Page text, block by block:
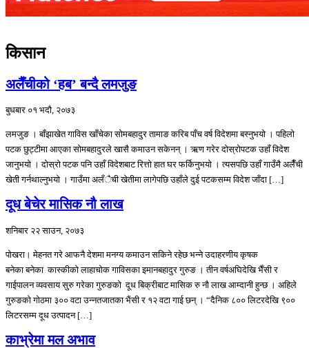
किसान
अलैँचीको ‘हब’ बन्दै लमजुङ
बुधबार ०१ भदौ, २०७३
लमजुङ । बाँझाखेत गाविस खाँचेका सोमबहादुर तामाङ करिब पाँच वर्ष विदेशमा बस्नुभयो । पहिलो
पटक छुट्टीमा आएका सोमबहादुरले खासै कमाउन सकेनन् । ऋण गरेर दोस्रोपटक उहाँ विदेश
जानुभयो । दोस्रो पटक पनि उहाँ विदेशबाट रित्तो हात घर फर्किनुभयो । त्यसपछि उहाँ गाउँमै अलैँची
खेती गर्नथाल्नुभयो । गाउँमा अलँैची खेतीमा लागेपछि उहाँले दुई पटकसम्म विदेश जाँदा […]
दूध बेचेर मासिक नौ लाख
शनिबार २२ साउन, २०७३
पोखरा। मेहनत गरे आफनै देशमा मनग्य कमाउन सकिने रहेछ भन्ने उदाहरणीय कृषक
बनेका बनेका कास्कीको लाहाचोक गाविसका इमानबहादुर गुरुङ । तीन वर्षअघिदेखि भैँसी र
गाईपालन व्यवसाय सुरु गरेका गुरुङको दूध बिक्रीबाट मासिक रु नौ लाख आम्दानी हुन्छ । अहिले
गुरुङको गोठमा ३०० वटा उन्नतजातका भैंसी र १२ वटा गाई छन् । “दैनिक ८०० लिटरदेखि ९००
लिटरसम्म दूध उत्पादन […]
काभ्रेमा मल अभाव